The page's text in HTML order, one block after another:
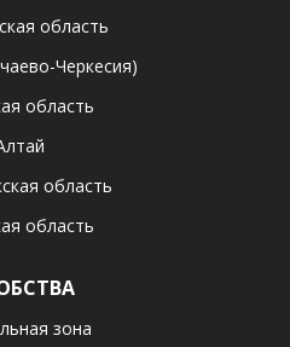
область
Черкесия)
область
область
область
зона